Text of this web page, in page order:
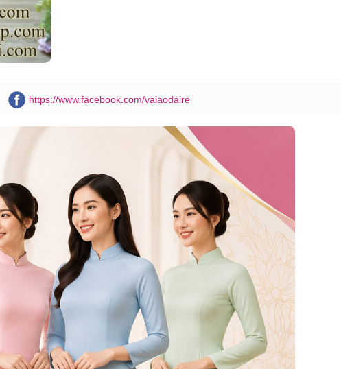
https://www.facebook.com/vaiaodaire